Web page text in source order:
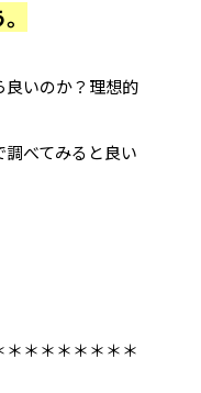
いのか？理想的
べてみると良い
＊＊＊＊＊＊＊